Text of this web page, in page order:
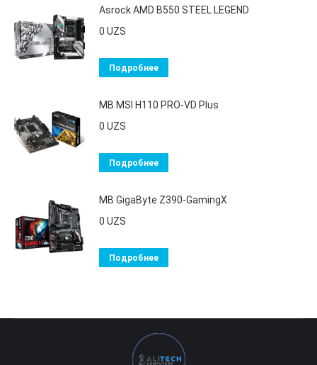
Asrock AMD B550 STEEL LEGEND
0 UZS
Подробнее
MB MSI H110 PRO-VD Plus
0 UZS
Подробнее
MB GigaByte Z390-GamingX
0 UZS
Подробнее